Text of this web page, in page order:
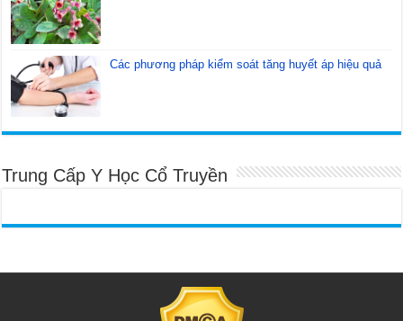
Các phương pháp kiểm soát tăng huyết áp hiệu quả
Trung Cấp Y Học Cổ Truyền